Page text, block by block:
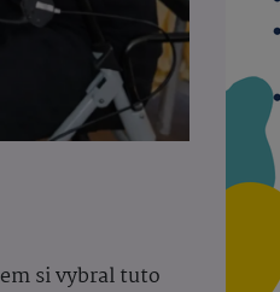
si vybral tuto